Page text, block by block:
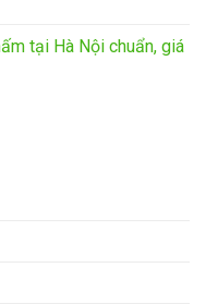
tại Hà Nội chuẩn, giá